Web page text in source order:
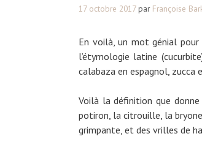
17 octobre 2017 par Françoise
En voilà, un mot génial pour
l’étymologie latine
calabaza en espagnol, zucca
Voilà la définition que
potiron, la citrouille, la
grimpante, et des vrilles de